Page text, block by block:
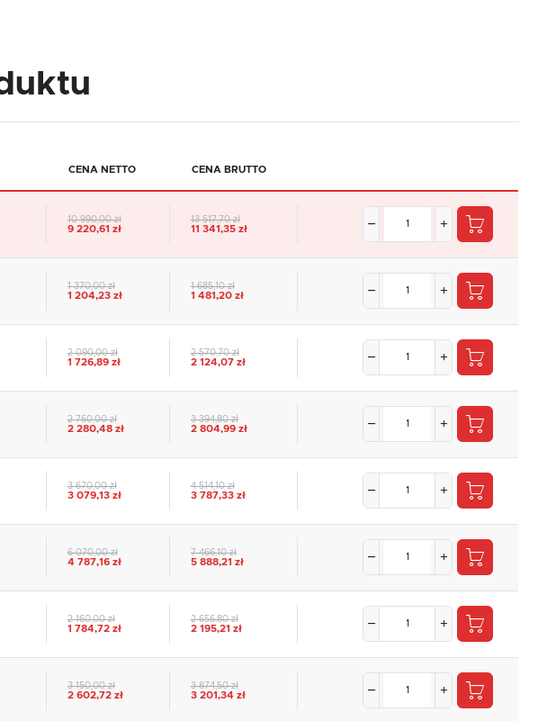
CENA NETTO CENA BRUTTO
10 990,00 zł
9 220,61 zł
13 517,70 zł
11 341,35 zł
1 370,00 zł
1 204,23 zł
1 685,10 zł
1 481,20 zł
2 090,00 zł
1 726,89 zł
2 570,70 zł
2 124,07 zł
2 760,00 zł
2 280,48 zł
3 394,80 zł
2 804,99 zł
3 670,00 zł
3 079,13 zł
4 514,10 zł
3 787,33 zł
6 070,00 zł
4 787,16 zł
7 466,10 zł
5 888,21 zł
2 160,00 zł
1 784,72 zł
2 656,80 zł
2 195,21 zł
3 150,00 zł
2 602,72 zł
3 874,50 zł
3 201,34 zł